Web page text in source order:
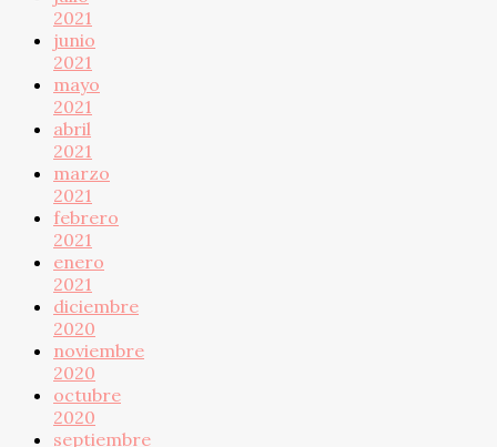
2021
junio
2021
mayo
2021
abril
2021
marzo
2021
febrero
2021
enero
2021
diciembre
2020
noviembre
2020
octubre
2020
septiembre